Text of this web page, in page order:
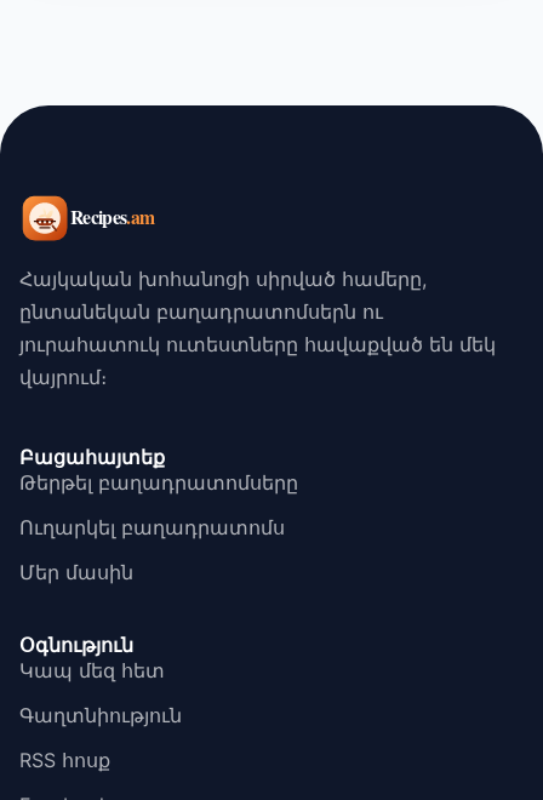
Հայկական խոհանոցի սիրված համերը,
ընտանեկան բաղադրատոմսերն ու
յուրահատուկ ուտեստները հավաքված են մեկ
վայրում։
Բացահայտեք
Թերթել բաղադրատոմսերը
Ուղարկել բաղադրատոմս
Մեր մասին
Օգնություն
Կապ մեզ հետ
Գաղտնիություն
RSS հոսք